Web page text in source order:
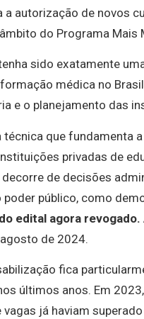
a autorização de novos
do Programa Mais
sido exatamente
médica no
e o planejamento das
que fundamenta
privadas de
decorre de decisões
público, como
edital agora revogado.
de 2024.
fica
últimos anos. Em
já haviam